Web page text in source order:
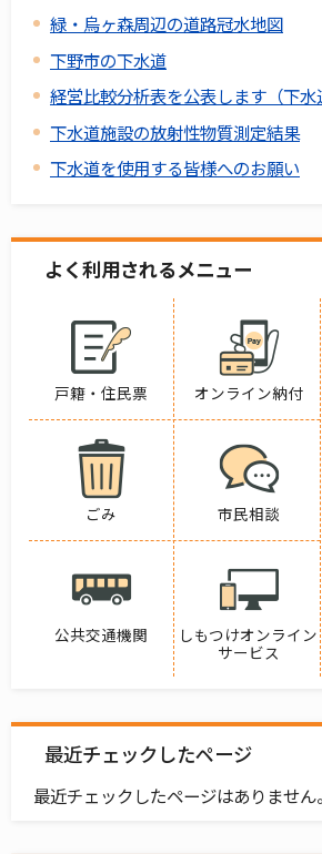
緑・烏ヶ森周辺の道路冠水地図
下野市の下水道
経営比較分析表を公表します（下水
下水道施設の放射性物質測定結果
下水道を使用する皆様へのお願い
よく利用されるメニュー
戸籍・住民票 オンライン納付
ごみ 市民相談
公共交通機関
しもつけオンライン
サービス
最近チェックしたページ
最近チェックしたページはありません。